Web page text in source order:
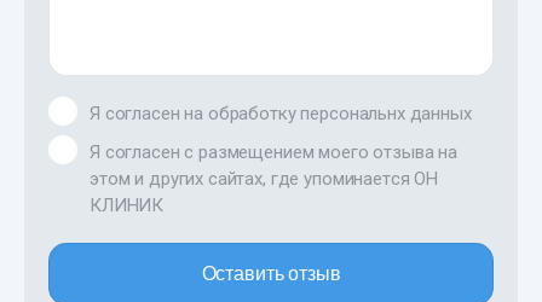
Я согласен на обработку персональнх данных
Я согласен с размещением моего отзыва на
этом и других сайтах, где упоминается ОН
КЛИНИК
Оставить отзыв